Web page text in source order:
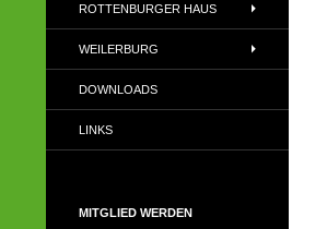
ROTTENBURGER HAUS
WEILERBURG
DOWNLOADS
LINKS
MITGLIED WERDEN